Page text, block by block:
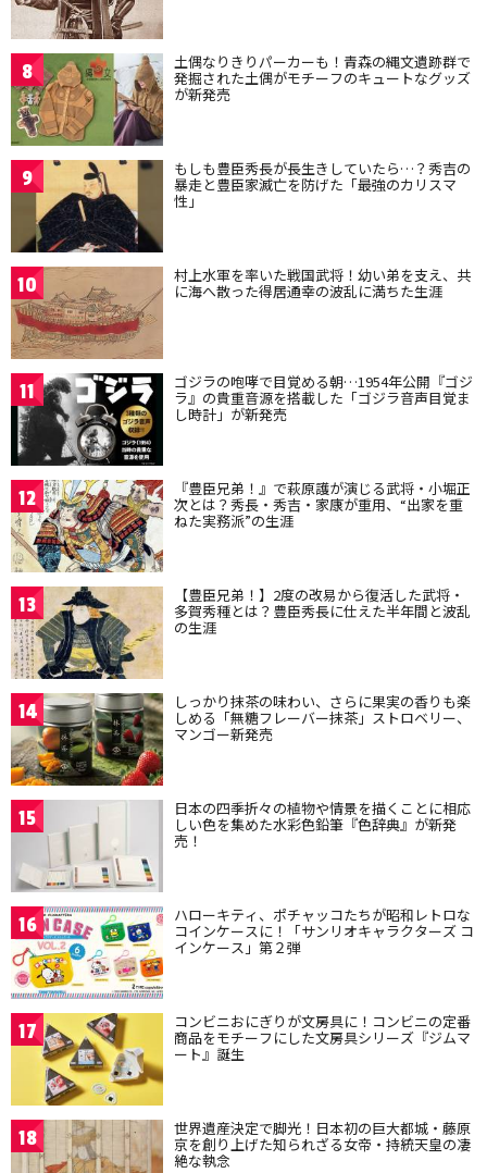
8 土偶なりきりパーカーも！青森の縄文遺跡群で
発掘された土偶がモチーフのキュートなグッズ
が新発売
9 もしも豊臣秀長が長生きしていたら…？秀吉の
暴走と豊臣家滅亡を防げた「最強のカリスマ
性」
10 村上水軍を率いた戦国武将！幼い弟を支え、共
に海へ散った得居通幸の波乱に満ちた生涯
11 ゴジラの咆哮で目覚める朝…1954年公開『ゴジ
ラ』の貴重音源を搭載した「ゴジラ音声目覚ま
し時計」が新発売
12 『豊臣兄弟！』で萩原護が演じる武将・小堀正
次とは？秀長・秀吉・家康が重用、“出家を重
ねた実務派”の生涯
13 【豊臣兄弟！】2度の改易から復活した武将・
多賀秀種とは？豊臣秀長に仕えた半年間と波乱
の生涯
14 しっかり抹茶の味わい、さらに果実の香りも楽
しめる「無糖フレーバー抹茶」ストロベリー、
マンゴー新発売
15 日本の四季折々の植物や情景を描くことに相応
しい色を集めた水彩色鉛筆『色辞典』が新発
売！
16 ハローキティ、ポチャッコたちが昭和レトロな
コインケースに！「サンリオキャラクターズ コ
インケース」第２弾
17 コンビニおにぎりが文房具に！コンビニの定番
商品をモチーフにした文房具シリーズ『ジムマ
ート』誕生
18 世界遺産決定で脚光！日本初の巨大都城・藤原
京を創り上げた知られざる女帝・持統天皇の凄
絶な執念